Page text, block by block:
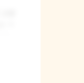
양
지
,
해